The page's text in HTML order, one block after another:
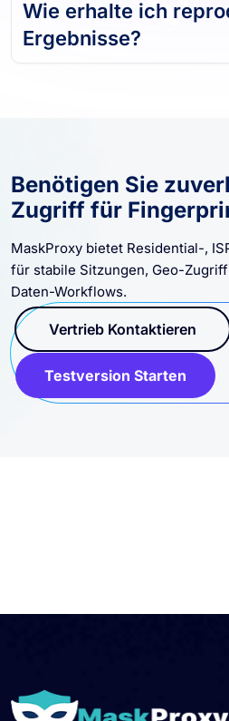
Wie erhalte ich
Ergebnisse?
Benötigen Sie
Zugriff für
MaskProxy bietet Residential-,
für stabile Sitzungen, Geo-
Daten-Workflows.
Vertrieb Kontaktieren
Testversion Starten